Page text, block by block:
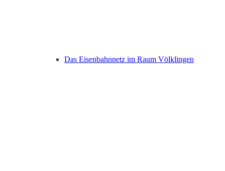
Das Eisenbahnnetz im Raum Völklingen